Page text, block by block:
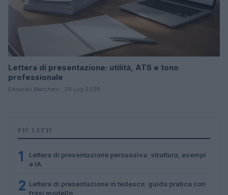
Lettera di presentazione: utilità, ATS e tono
professionale
Edoardo Marchesi · 29 Lug 2026
PIÙ LETTI
1
Lettera di presentazione persuasiva: struttura, esempi
e IA
2 Lettera di presentazione in tedesco: guida pratica con
frasi modello